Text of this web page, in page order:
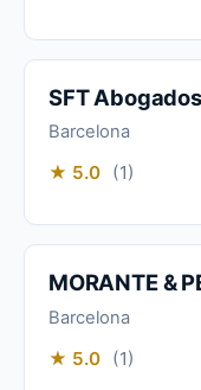
SFT
Barcelona
★ 5.0 (1)
MORANTE &
Barcelona
★ 5.0 (1)